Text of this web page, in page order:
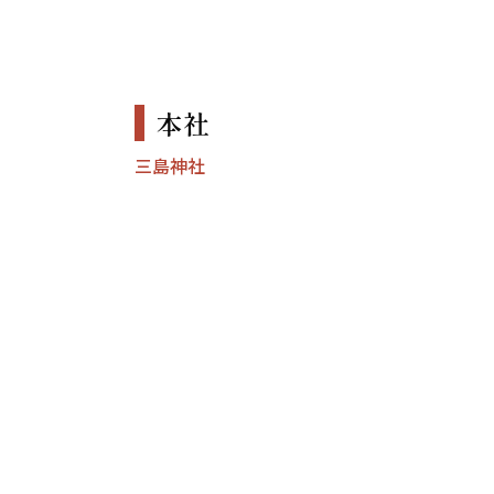
本社
三島神社